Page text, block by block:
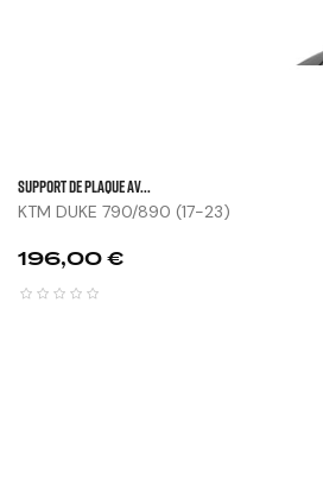
SUPPORT DE PLAQUE AV...
KTM DUKE 790/890 (17-23)
Prix
196,00 €